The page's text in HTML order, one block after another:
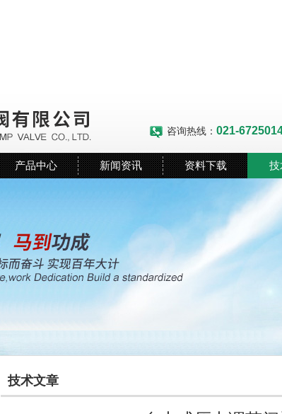
咨询热线： 021-
产品中心 新闻资讯 资料下载 技
技术文章